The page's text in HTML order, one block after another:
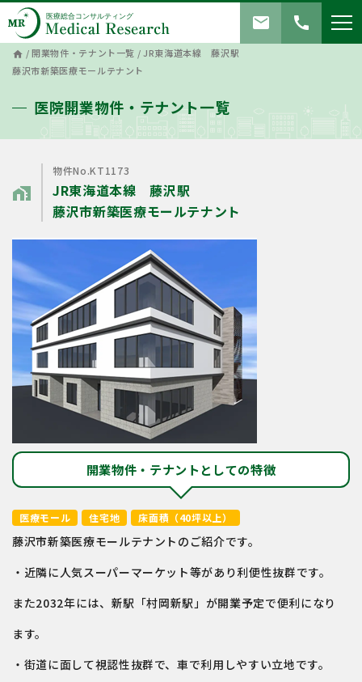
call
mail
home /開業物件・テナント一覧 /JR東海道本線 藤沢駅
藤沢市新築医療モールテナント
医院開業物件・テナント一覧
home_work
物件No.KT1173
JR東海道本線 藤沢駅
藤沢市新築医療モールテナント
開業物件・テナントとしての特徴
医療モール 住宅地 床面積（40坪以上）
藤沢市新築医療モールテナントのご紹介です。
・近隣に⼈気スーパーマーケット等があり利便性抜群です。
また2032年には、新駅「村岡新駅」が開業予定で便利になり
ます。
・街道に⾯して視認性抜群で、⾞で利⽤しやすい⽴地です。